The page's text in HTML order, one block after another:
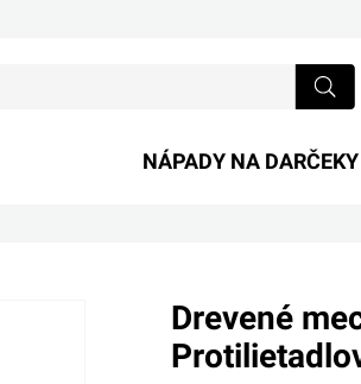
NÁPADY NA DARČEKY
Drevené